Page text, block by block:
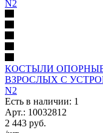
КОСТЫЛИ
ВЗРОСЛЫХ С
N2
Есть в наличии: 1
Арт.: 10032812
2 443 руб.